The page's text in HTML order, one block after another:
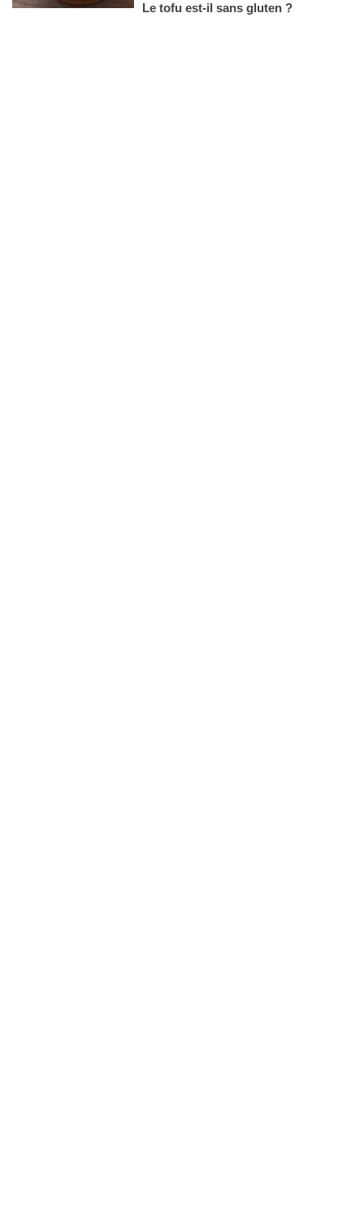
Le tofu est-il sans gluten ?